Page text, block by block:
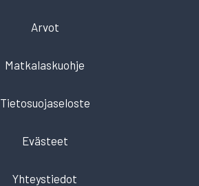
Arvot
Matkalaskuohje
Tietosuojaseloste
Evästeet
Yhteystiedot